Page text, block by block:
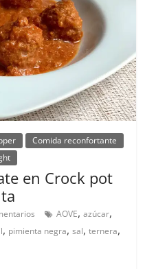
Comida reconfortante
en Crock pot
AOVE,azúcar,
, pimienta negra,sal,ternera,